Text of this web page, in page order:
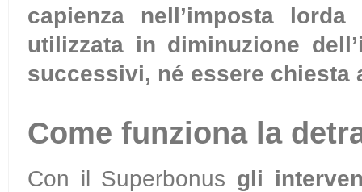
capienza nell’imposta
utilizzata in diminuzione
successivi, né essere chiesta
Come funziona la
Con il Superbonus gli